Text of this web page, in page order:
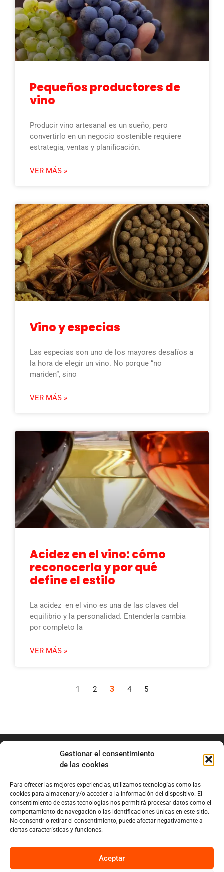
Gestionar el consentimiento
de las cookies
Para ofrecer las mejores experiencias, utilizamos tecnologías como las
cookies para almacenar y/o acceder a la información del dispositivo. El
consentimiento de estas tecnologías nos permitirá procesar datos como el
comportamiento de navegación o las identificaciones únicas en este sitio.
No consentir o retirar el consentimiento, puede afectar negativamente a
ciertas características y funciones.
Aceptar
Pequeños productores de
vino
Producir vino artesanal es un sueño, pero
convertirlo en un negocio sostenible requiere
estrategia, ventas y planificación.
VER MÁS »
Vino y especias
Las especias son uno de los mayores desafíos a
la hora de elegir un vino. No porque “no
mariden”, sino
VER MÁS »
Acidez en el vino: cómo
reconocerla y por qué
define el estilo
La acidez en el vino es una de las claves del
equilibrio y la personalidad. Entenderla cambia
por completo la
VER MÁS »
1 2 3 4 5
info@marianobraga.com
BRAGA Academia
Podcast
Sobre Mariano